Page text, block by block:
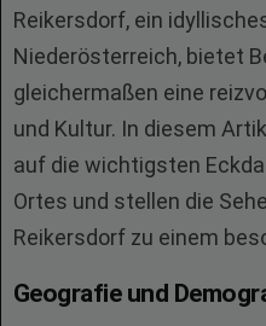
Reikersdorf, ein
Niederösterreich, bietet
gleichermaßen eine
und Kultur. In diesem
auf die wichtigsten
Ortes und stellen die
Reikersdorf zu einem
Geografie und